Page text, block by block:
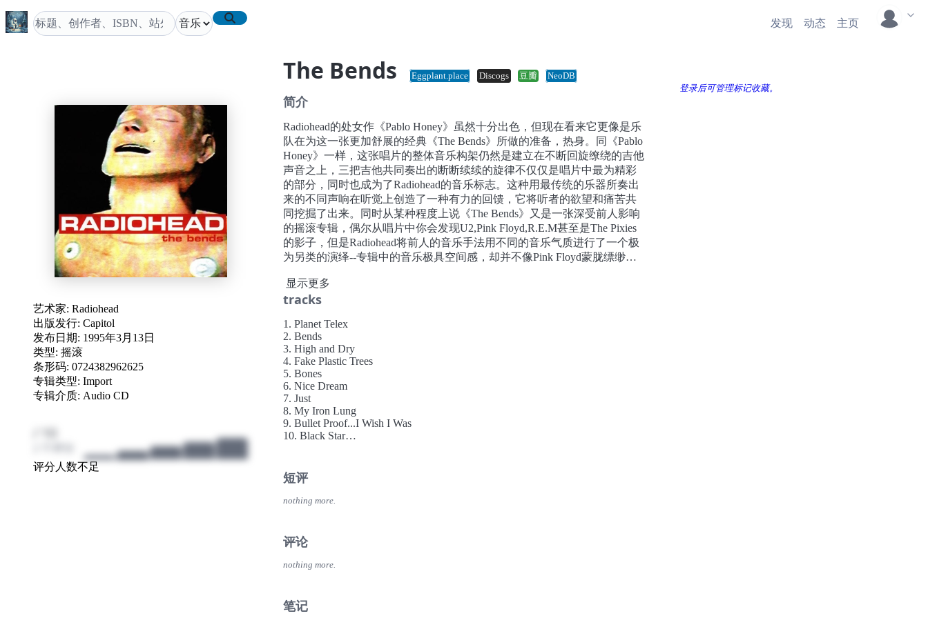
发现 动态 主页
The Bends Eggplant.place Discogs 豆瓣
NeoDB
登录后可管理标记收藏。
艺术家: Radiohead
出版发行: Capitol
发布日期: 1995年3月13日
类型: 摇滚
条形码: 0724382962625
专辑类型: Import
专辑介质: Audio CD
/ 10
评分人数不足
简介
Radiohead的处女作《Pablo Honey》虽然十分出色，但现在看来它更像是乐
队在为这一张更加舒展的经典《The Bends》所做的准备，热身。同《Pablo
Honey》一样，这张唱片的整体音乐构架仍然是建立在不断回旋缭绕的吉他
声音之上，三把吉他共同奏出的断断续续的旋律不仅仅是唱片中最为精彩
的部分，同时也成为了Radiohead的音乐标志。这种用最传统的乐器所奏出
来的不同声响在听觉上创造了一种有力的回馈，它将听者的欲望和痛苦共
同挖掘了出来。同时从某种程度上说《The Bends》又是一张深受前人影响
的摇滚专辑，偶尔从唱片中你会发现U2,Pink Floyd,R.E.M甚至是The Pixies
的影子，但是Radiohead将前人的音乐手法用不同的音乐气质进行了一个极
为另类的演绎--专辑中的音乐极具空间感，却并不像Pink Floyd蒙胧缥缈，
充满了反复的自问，纠缠，扭曲和欲望的歌词赋予了唱片另外一种忧郁的
气质，在音乐之外，一股精神暗流通过他时而温柔时而神经质的演唱传达
能见到它高亢的一面，在汹涌的音乐下这病人般的声音实在令人无法自
拔。等到这张唱片出现的时候，摇滚乐已经走过了四十年的路程，而《The
Bends》却还是轻易的成为了经典，这正是因为Radiohead在努力创造独特的
音乐情绪的同时也保留了摇滚乐的爆发力和极佳的旋律性，这使得这张唱
片不仅仅得到了评论家的一致好评，同时也在市场上获得了巨大的成功。
直白的说,《The Bends》是一张让你第一次聆听就能被深深吸引，而在接下
来的每一次听觉过程中又都能发现新的音乐细节和聆听乐趣的摇滚专辑。
显示更多
tracks
1. Planet Telex
2. Bends
3. High and Dry
4. Fake Plastic Trees
5. Bones
6. Nice Dream
7. Just
8. My Iron Lung
9. Bullet Proof...I Wish I Was
10. Black Star
短评
nothing more.
评论
nothing more.
笔记